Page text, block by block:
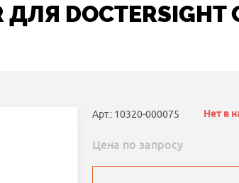
DOCTERSIGHT
Арт.: 10320-000075 Нет в
Цена по запросу